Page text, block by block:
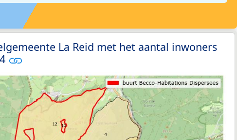
La Reid met het aantal inwoners